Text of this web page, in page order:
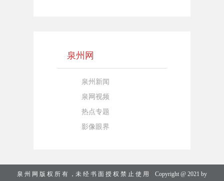
泉州网
泉州新闻
泉网视频
热点专题
影像眼界
泉 州 网 版 权 所 有 ，未 经 书 面 授 权 禁 止 使 用 Copyright @ 2021 by